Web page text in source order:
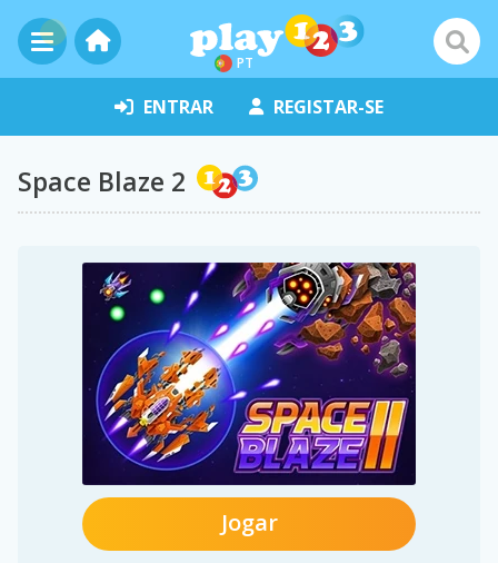
PT
ENTRAR REGISTAR-SE
Space Blaze 2
Jogar